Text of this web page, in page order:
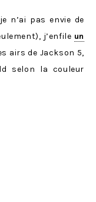
n’ai pas envie de
j’enfile un
airs de Jackson 5,
selon la couleur